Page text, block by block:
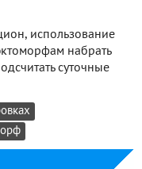
использование
набрать
суточные